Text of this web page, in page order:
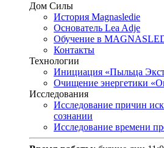
Дом Силы
История Magnasledie
Основатель Lea Adje
Обучение в
Контакты
Технологии
Инициация «Пыльца
Очищение энергетики
Исследования
Исследование причин
сознании
Исследование времени